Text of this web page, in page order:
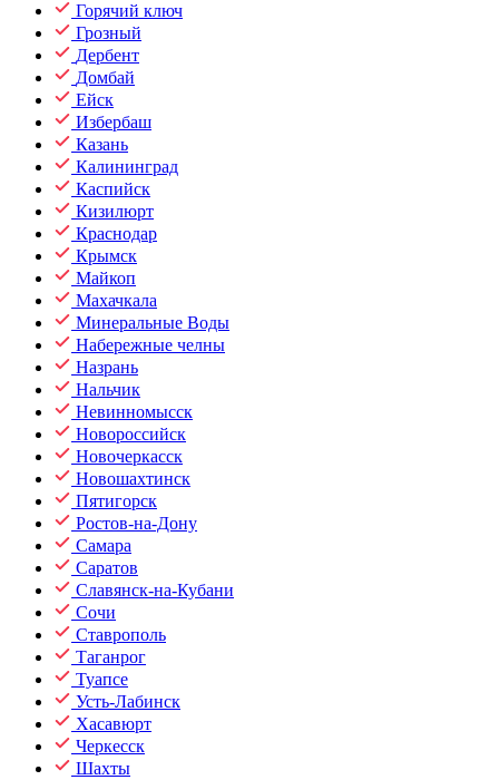
Горячий ключ
Грозный
Дербент
Домбай
Ейск
Избербаш
Казань
Калининград
Каспийск
Кизилюрт
Краснодар
Крымск
Майкоп
Махачкала
Минеральные Воды
Набережные челны
Назрань
Нальчик
Невинномысск
Новороссийск
Новочеркасск
Новошахтинск
Пятигорск
Ростов-на-Дону
Самара
Саратов
Славянск-на-Кубани
Сочи
Ставрополь
Таганрог
Туапсе
Усть-Лабинск
Хасавюрт
Черкесск
Шахты